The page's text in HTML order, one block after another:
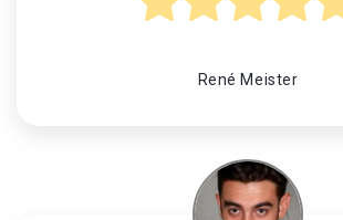
René Meister